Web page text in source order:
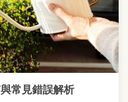
常見錯誤解析